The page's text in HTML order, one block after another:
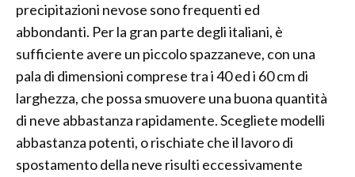
precipitazioni nevose sono frequenti ed
abbondanti. Per la gran parte degli italiani, è
sufficiente avere un piccolo spazzaneve, con una
pala di dimensioni comprese tra i 40 ed i 60 cm di
larghezza, che possa smuovere una buona quantità
di neve abbastanza rapidamente. Scegliete modelli
abbastanza potenti, o rischiate che il lavoro di
spostamento della neve risulti eccessivamente